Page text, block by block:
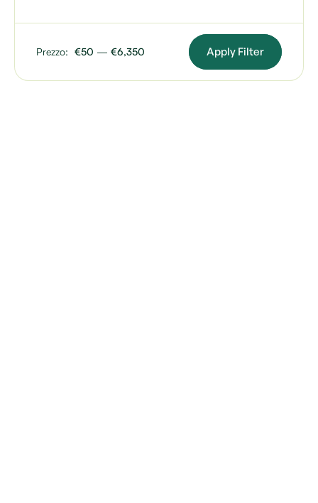
Apply Filter
Prezzo: €50 — €6,350